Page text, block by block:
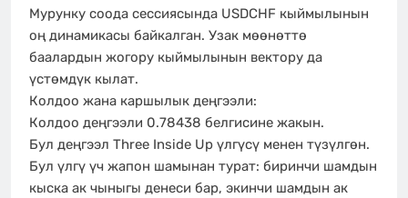
Мурунку соода сессиясында USDCHF кыймылынын
оң динамикасы байкалган. Узак мөөнөттө
баалардын жогору кыймылынын вектору да
үстөмдүк кылат.
Колдоо жана каршылык деңгээли:
Колдоо деңгээли 0.78438 белгисине жакын.
Бул деңгээл Three Inside Up үлгүсү менен түзүлгөн.
Бул үлгү үч жапон шамынан турат: биринчи шамдын
кыска ак чыныгы денеси бар, экинчи шамдын ак